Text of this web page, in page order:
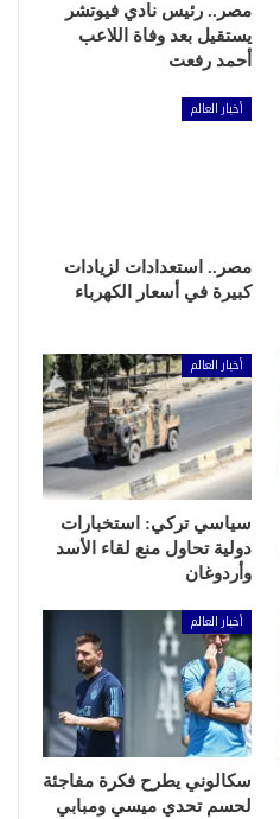
مصر.. رئيس نادي فيوتشر
يستقيل بعد وفاة اللاعب
أحمد رفعت
أخبار العالم
مصر.. استعدادات لزيادات
كبيرة في أسعار الكهرباء
أخبار العالم
سياسي تركي: استخبارات
دولية تحاول منع لقاء الأسد
وأردوغان
أخبار العالم
سكالوني يطرح فكرة مفاجئة
لحسم تحدي ميسي ومبابي